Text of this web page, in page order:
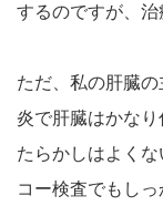
するのですが、治
ただ、私の肝臓
炎で肝臓はかな
たらかしはよく
コー検査でもし